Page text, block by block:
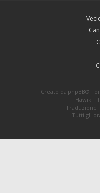
Creato da phpBB®
Hawiki
Traduzione
Tutti gli